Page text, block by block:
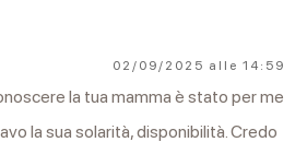
02/09/2025 alle 14:59
la tua mamma è stato per me
la sua solarità, disponibilità. Credo